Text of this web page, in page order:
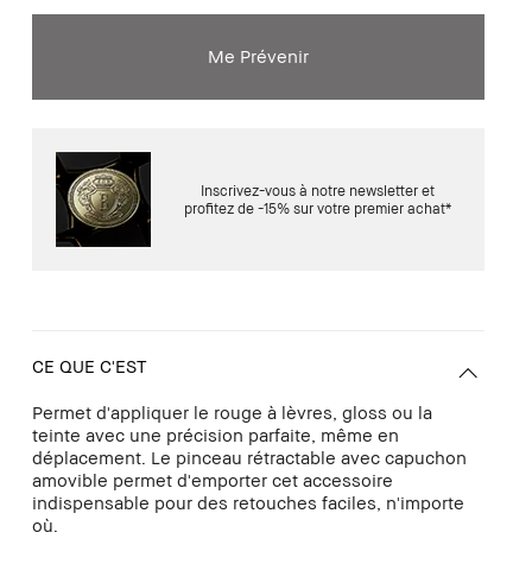
Me Prévenir
Inscrivez-vous à notre newsletter et
profitez de -15% sur votre premier achat*
CE QUE C'EST
Permet d'appliquer le rouge à lèvres, gloss ou la
teinte avec une précision parfaite, même en
déplacement. Le pinceau rétractable avec capuchon
amovible permet d'emporter cet accessoire
indispensable pour des retouches faciles, n'importe
où.